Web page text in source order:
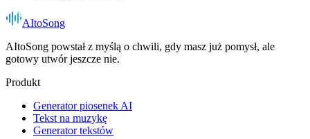
AItoSong
AItoSong powstał z myślą o chwili, gdy masz już pomysł, ale
gotowy utwór jeszcze nie.
Produkt
Generator piosenek AI
Tekst na muzykę
Generator tekstów